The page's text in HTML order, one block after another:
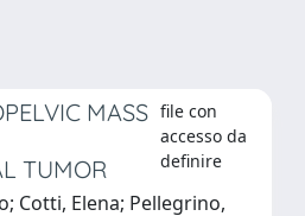
MASS
TUMOR
file con
accesso da
definire
Cotti, Elena; Pellegrino,